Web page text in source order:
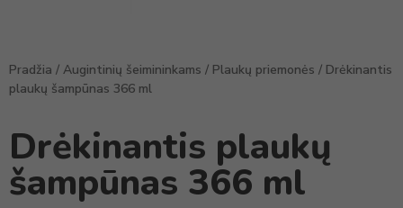
Pradžia / Augintinių šeimininkams / Plaukų priemonės / Drėkinantis
plaukų šampūnas 366 ml
Drėkinantis plaukų
šampūnas 366 ml